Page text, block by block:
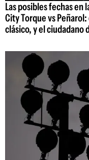
Las posibles fechas
City Torque vs
clásico, y el ciudadano